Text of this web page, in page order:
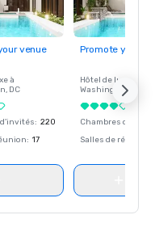
venue
à
, DC
: 220
: 17
Promote your
Hôtel de luxe à
Washington
Chambres
Salles de réunion